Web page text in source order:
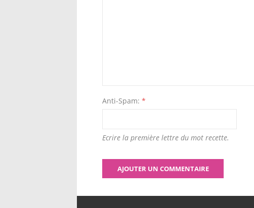
Anti-Spam: *
Ecrire la première lettre du mot recette.